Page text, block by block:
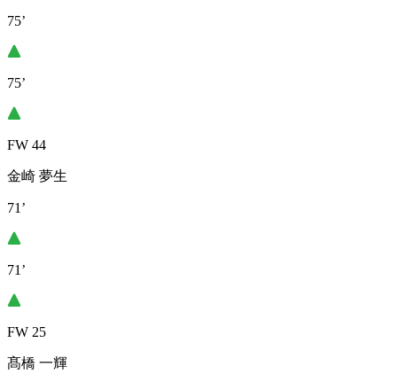
75’
75’
FW 44
金崎 夢生
71’
71’
FW 25
髙橋 一輝